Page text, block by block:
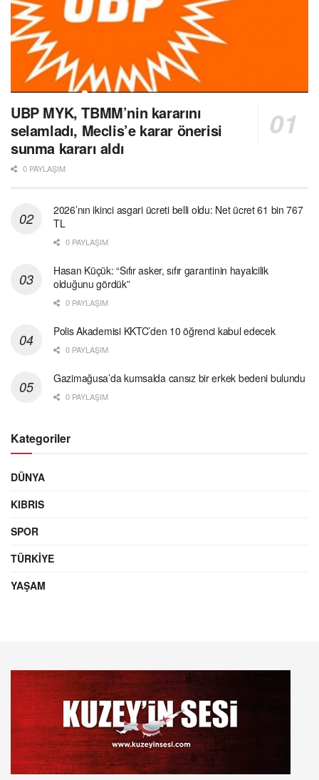
UBP MYK, TBMM’nin kararını
selamladı, Meclis’e karar önerisi
sunma kararı aldı
0 PAYLAŞIM
2026’nın ikinci asgari ücreti belli oldu: Net ücret 61 bin 767
TL
0 PAYLAŞIM
Hasan Küçük: “Sıfır asker, sıfır garantinin hayalcilik
olduğunu gördük”
0 PAYLAŞIM
Polis Akademisi KKTC’den 10 öğrenci kabul edecek
0 PAYLAŞIM
Gazimağusa’da kumsalda cansız bir erkek bedeni bulundu
0 PAYLAŞIM
Kategoriler
DÜNYA
KIBRIS
SPOR
TÜRKIYE
YAŞAM